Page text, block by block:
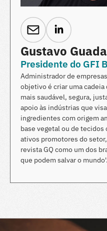
Gustavo
Presidente do GFI
Administrador de
objetivo é criar uma
mais saudável, segura,
apoio às indústrias que
ingredientes com origem
base vegetal ou de
ativos promotores do
revista GQ como um dos
que podem salvar o mundo'.